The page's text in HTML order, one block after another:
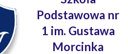
Podstawowa nr
1 im. Gustawa
Morcinka